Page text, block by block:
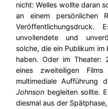
nicht: Welles wollte daran
an einem
unvollendete und
solche, die ein Publikum im
haben. Oder im Theater:
eines zweiteiligen
multimediale Aufführung
Johnson begleiten sollte.
diesmal aus der